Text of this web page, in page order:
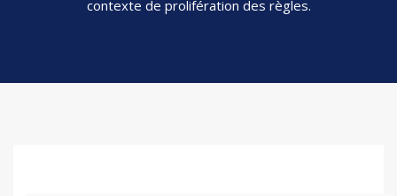
contexte de prolifération des règles.